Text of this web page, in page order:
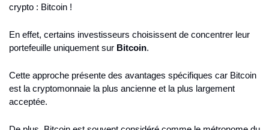
crypto : Bitcoin !
En effet, certains investisseurs choisissent de concentrer leur
portefeuille uniquement sur Bitcoin.
Cette approche présente des avantages spécifiques car Bitcoin
est la cryptomonnaie la plus ancienne et la plus largement
acceptée.